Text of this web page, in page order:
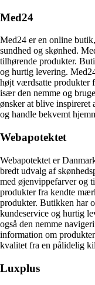
Med24
Med24 er en online
sundhed og skønhed.
tilhørende produkter.
og hurtig levering.
højt værdsatte produkter
især den nemme og
ønsker at blive inspireret
og handle bekvemt
Webapotektet
Webapotektet er
bredt udvalg af
med øjenvippefarver og
produkter fra kendte
produkter. Butikken har
kundeservice og hurtig
også den nemme
information om
kvalitet fra en pålidelig
Luxplus